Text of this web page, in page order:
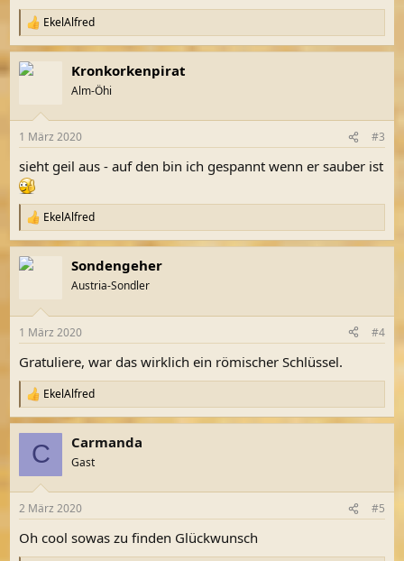
R
e
a
k
e
:
EkelAlfred
Kronkorkenpirat
Alm-Öhi
1 März 2020 #3
sieht geil aus - auf den bin ich gespannt wenn er sauber ist
R
e
a
k
e
:
EkelAlfred
Sondengeher
Austria-Sondler
1 März 2020 #4
Gratuliere, war das wirklich ein römischer Schlüssel.
R
e
a
e
:
EkelAlfred
C Carmanda
Gast
2 März 2020 #5
Oh cool sowas zu finden Glückwunsch